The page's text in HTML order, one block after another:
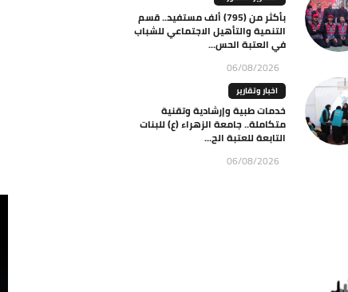
بأكثر من (795) ألف مستفيد.. قسم
التنمية والتأهيل الاجتماعي للشباب
في العتبة الحس...
06/08/2026
اخبار وتقارير
خدمات طبية وإرشادية وتقنية
متكاملة.. جامعة الزهراء (ع) للبنات
التابعة للعتبة الح...
06/08/2026